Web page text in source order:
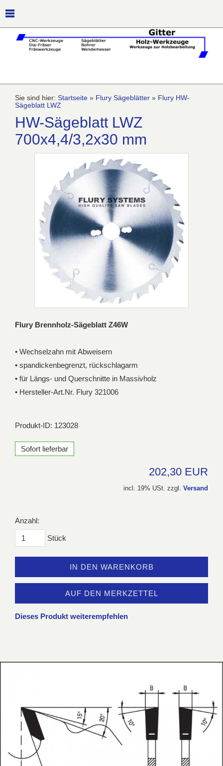
Sie sind hier: Startseite » Flury Sägeblätter » Flury HW-
Sägeblatt LWZ
HW-Sägeblatt LWZ
700x4,4/3,2x30 mm
Flury Brennholz-Sägeblatt Z46W
• Wechselzahn mit Abweisern
• spandickenbegrenzt, rückschlagarm
• für Längs- und Querschnitte in Massivholz
• Hersteller-Art.Nr. Flury 321006
Produkt-ID: 123028
Sofort lieferbar
202,30 EUR
incl. 19% USt. zzgl. Versand
Anzahl:
Stück
IN DEN WARENKORB
AUF DEN MERKZETTEL
Dieses Produkt weiterempfehlen